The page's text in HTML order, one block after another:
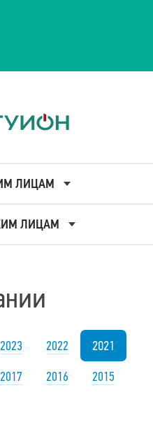
ЛИЦАМ
ЛИЦАМ
2023 2022 2021
2017 2016
2015